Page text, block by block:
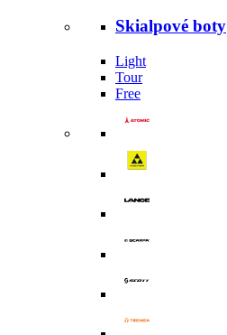
Skialpové boty
Light
Tour
Free